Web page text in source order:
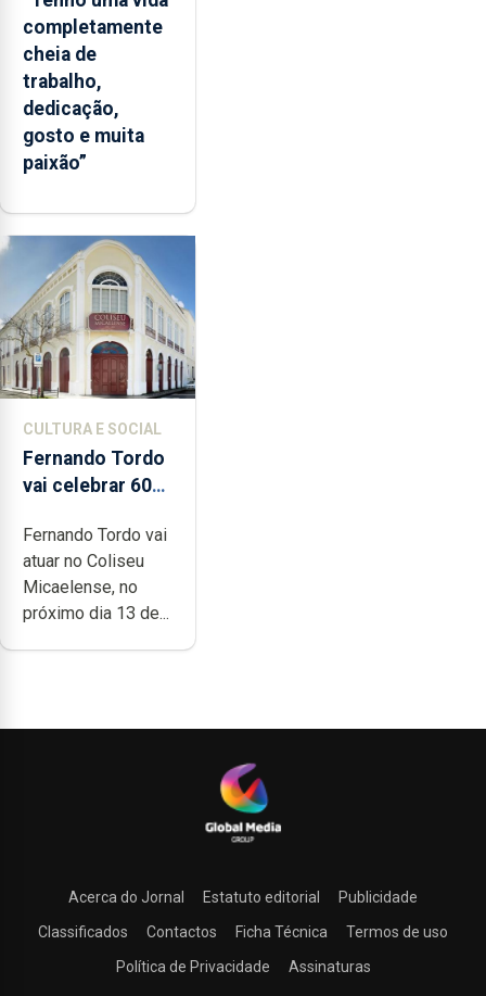
completamente
cheia de
trabalho,
dedicação,
gosto e muita
paixão”
CULTURA E SOCIAL
Fernando Tordo
vai celebrar 60
no Coliseu
Micaelense
Fernando Tordo vai
atuar no Coliseu
Micaelense, no
próximo dia 13 de...
Acerca do Jornal Estatuto editorial
Publicidade
Classificados
Contactos Ficha Técnica
Termos de uso
Política de Privacidade
Assinaturas